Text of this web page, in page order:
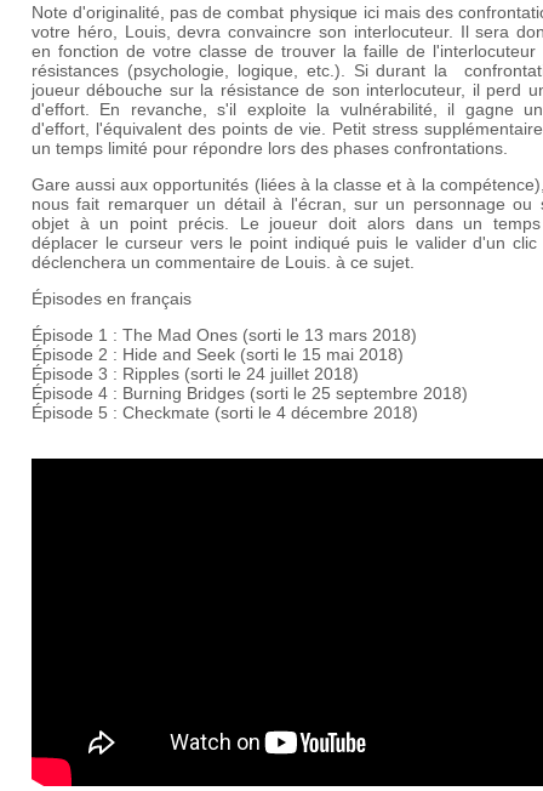
Note d'originalité, pas de combat physique ici mais des
votre héro, Louis, devra convaincre son interlocuteur. Il sera
en fonction de votre classe de trouver la faille de l'interlocuteur
résistances (psychologie, logique, etc.). Si durant la
joueur débouche sur la résistance de son interlocuteur, il perd
d'effort. En revanche, s'il exploite la vulnérabilité, il gagne
d'effort, l'équivalent des points de vie. Petit stress
un temps limité pour répondre lors des phases confrontations.
Gare aussi aux opportunités (liées à la classe et à la
nous fait remarquer un détail à l'écran, sur un personnage ou
objet à un point précis. Le joueur doit alors dans un
déplacer le curseur vers le point indiqué puis le valider d'un clic
déclenchera un commentaire de Louis. à ce sujet.
Épisodes en français
Épisode 1 : The Mad Ones (sorti le 13 mars 2018)
Épisode 2 : Hide and Seek (sorti le 15 mai 2018)
Épisode 3 : Ripples (sorti le 24 juillet 2018)
Épisode 4 : Burning Bridges (sorti le 25 septembre 2018)
Épisode 5 : Checkmate (sorti le 4 décembre 2018)